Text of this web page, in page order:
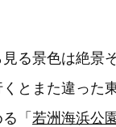
る景色は絶
とまた違った
「 若洲海浜公園